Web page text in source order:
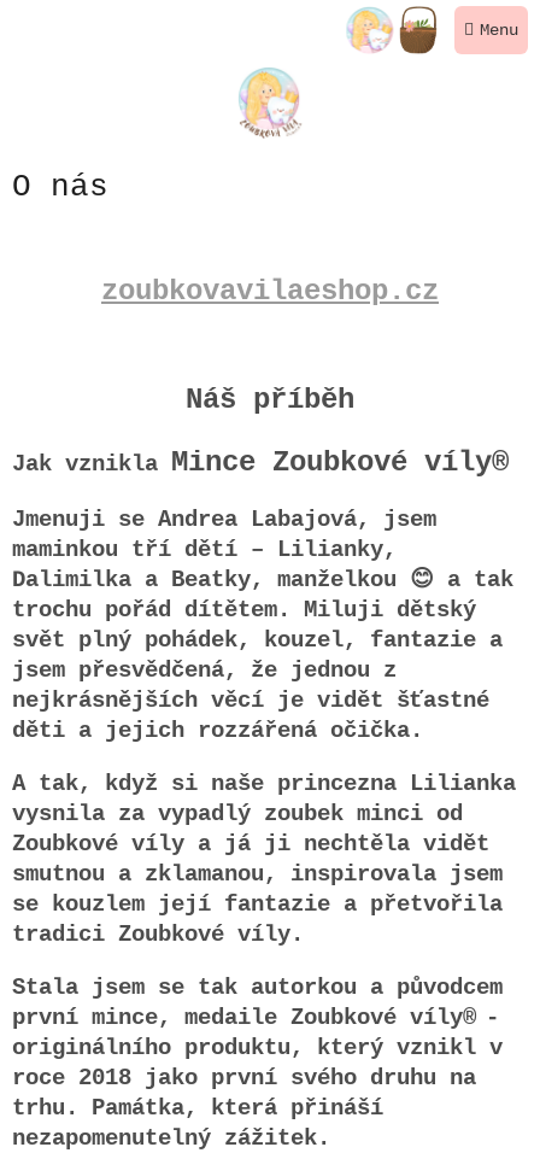
NÁKUPNÍ
KOŠÍK
O nás
zoubkovavilaeshop.cz
Náš příběh
Jak vznikla Mince Zoubkové víly®
Jmenuji se Andrea Labajová, jsem
maminkou tří dětí – Lilianky,
Dalimilka a Beatky, manželkou 😊 a tak
trochu pořád dítětem. Miluji dětský
svět plný pohádek, kouzel, fantazie a
jsem přesvědčená, že jednou z
nejkrásnějších věcí je vidět šťastné
děti a jejich rozzářená očička.
A tak, když si naše princezna Lilianka
vysnila za vypadlý zoubek minci od
Zoubkové víly a já ji nechtěla vidět
smutnou a zklamanou, inspirovala jsem
se kouzlem její fantazie a přetvořila
tradici Zoubkové víly.
Stala jsem se tak autorkou a původcem
první mince, medaile Zoubkové víly® -
originálního produktu, který vznikl v
roce 2018 jako první svého druhu na
trhu. Památka, která přináší
nezapomenutelný zážitek.